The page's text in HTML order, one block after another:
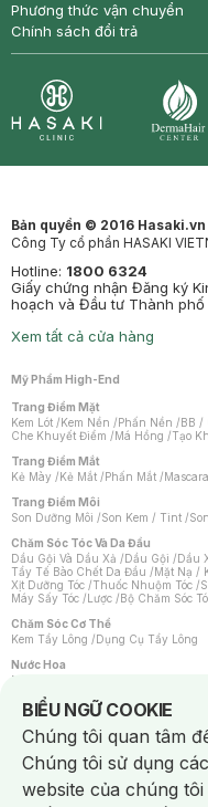
Phương thức vận chuyển
Chính sách đổi trả
Bản quyền © 2016 Hasaki.vn
Công Ty cổ phần HASAKI
Hotline: 1800 6324
Giấy chứng nhận Đăng ký
hoạch và Đầu tư Thành phố
Xem tất cả cửa hàng
Mỹ Phẩm High-End
Trang Điểm Mặt
Kem Lót /Kem Nền /Phấn Nền /BB /
Che Khuyết Điểm /Má Hồng /Tạo
Trang Điểm Mắt
Kẻ Mày /Kẻ Mắt /Phấn Mắt /Mascara
Trang Điểm Môi
Son Dưỡng Môi /Son Kem / Tint /
Chăm Sóc Tóc Và Da Đầu
Dầu Gội Và Dầu Xả /Dầu Gội /Dầu
Tẩy Tế Bào Chết Da Đầu /Mặt Nạ /
Xịt Dưỡng Tóc /Thuốc Nhuộm Tóc /
Máy Sấy Tóc /Lược /Bộ Chăm Sóc
Chăm Sóc Cơ Thể
Kem Tẩy Lông /Dụng Cụ Tẩy Lông
Nước Hoa
Nước Hoa Nữ
Chăm Sóc Cá Nhân
Chống Muỗi /Khẩu Trang /Máy
Sản Phẩm Chăm Sóc Khác /Bàn
Hỗ Trợ Trắng Răng/Kem Đánh Răng
Tăm / Chỉ Nha Khoa/ Xịt Thơm Miệng
Khăn Ướt Vệ Sinh Vùng Kín/Băng
Máy Cạo Râu
BIỂU NGỮ COOKIE
Notice about cookies
Chúng tôi quan tâm
Chúng tôi sử dụng
website của chúng